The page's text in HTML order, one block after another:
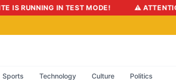
⚠️ ATTENTION: THE SITE IS RUNNING IN
Sports Technology Culture Politics